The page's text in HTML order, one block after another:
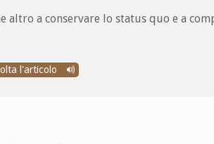
a conservare lo status quo e a
l'articolo